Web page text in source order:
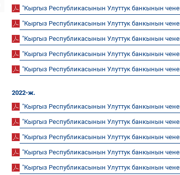
"Кыргыз Республикасынын Улуттук банкынын
"Кыргыз Республикасынын Улуттук банкынын
"Кыргыз Республикасынын Улуттук банкынын
"Кыргыз Республикасынын Улуттук банкынын
"Кыргыз Республикасынын Улуттук банкынын
2022-ж.
"Кыргыз Республикасынын Улуттук банкынын
"Кыргыз Республикасынын Улуттук банкынын
"Кыргыз Республикасынын Улуттук банкынын
"Кыргыз Республикасынын Улуттук банкынын
"Кыргыз Республикасынын Улуттук банкынын